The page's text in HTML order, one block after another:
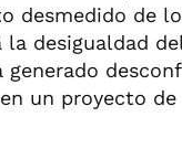
desmedido de
desigualdad
un proyecto